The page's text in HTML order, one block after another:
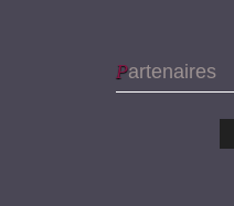
Partenaires